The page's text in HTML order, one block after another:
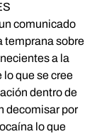
comunicado
temprana sobre
a la
que se cree
dentro de
decomisar por
lo que